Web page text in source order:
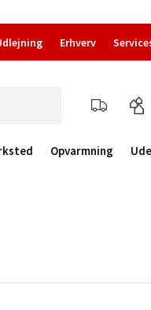
Erhverv
Opvarmning